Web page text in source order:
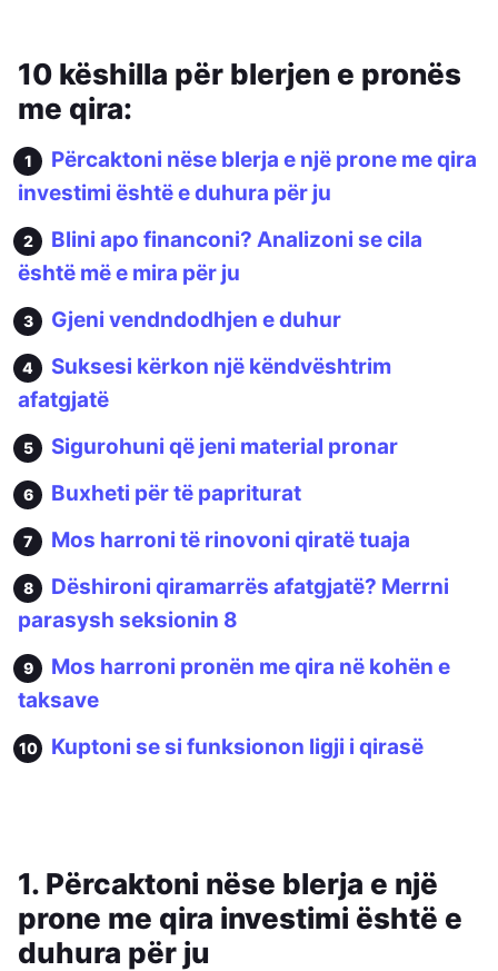
10 këshilla për blerjen e pronës
me qira:
Përcaktoni nëse blerja e një prone me qira
investimi është e duhura për ju
Blini apo financoni? Analizoni se cila
është më e mira për ju
Gjeni vendndodhjen e duhur
Suksesi kërkon një këndvështrim
afatgjatë
Sigurohuni që jeni material pronar
Buxheti për të papriturat
Mos harroni të rinovoni qiratë tuaja
Dëshironi qiramarrës afatgjatë? Merrni
parasysh seksionin 8
Mos harroni pronën me qira në kohën e
taksave
Kuptoni se si funksionon ligji i qirasë
1. Përcaktoni nëse blerja e një
prone me qira investimi është e
duhura për ju